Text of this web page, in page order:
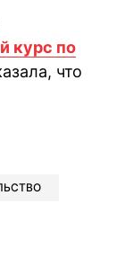
курс по
что